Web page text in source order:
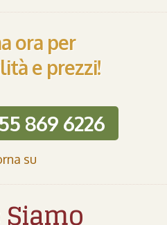
ora per
e prezzi!
869 6226
su